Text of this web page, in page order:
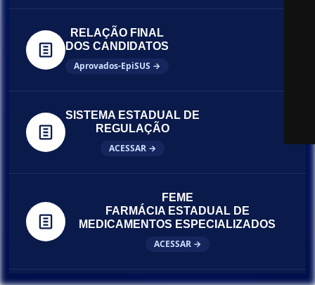
RELAÇÃO FINAL
DOS CANDIDATOS
Aprovados-EpiSUS →
SISTEMA ESTADUAL DE
REGULAÇÃO
ACESSAR →
FEME
FARMÁCIA ESTADUAL DE
MEDICAMENTOS ESPECIALIZADOS
ACESSAR →